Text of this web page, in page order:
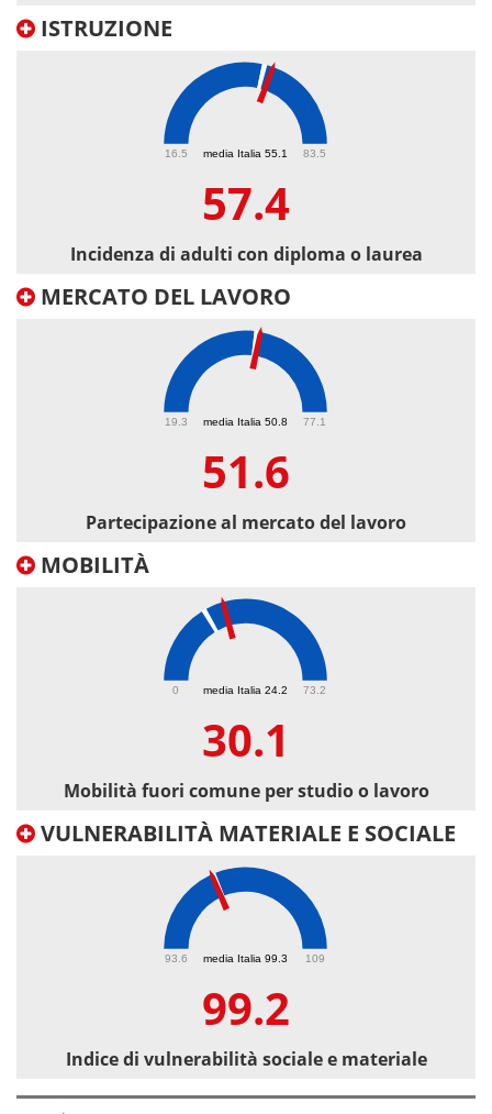
ISTRUZIONE
media Italia 55.1
16.5 83.5
57.4
Incidenza di adulti con diploma o laurea
MERCATO DEL LAVORO
media Italia 50.8
19.3 77.1
51.6
Partecipazione al mercato del lavoro
MOBILITÀ
media Italia 24.2
0 73.2
30.1
Mobilità fuori comune per studio o lavoro
VULNERABILITÀ MATERIALE E SOCIALE
media Italia 99.3
93.6 109
99.2
Indice di vulnerabilità sociale e materiale